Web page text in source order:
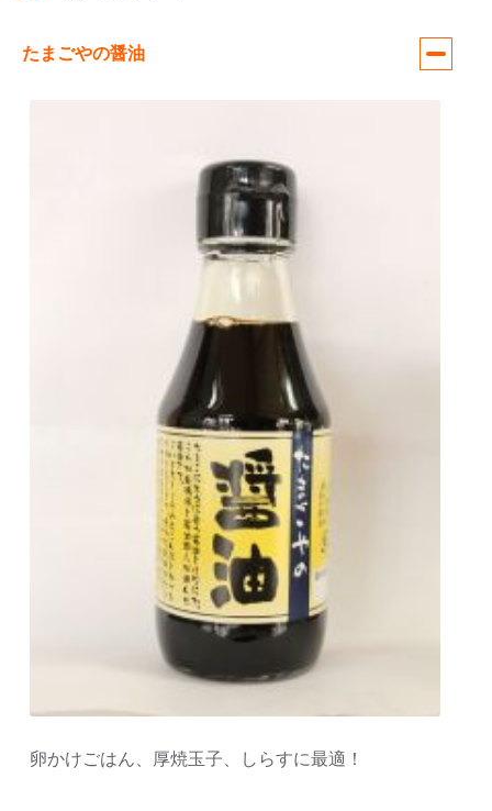
たまごやの醤油
卵かけごはん、厚焼玉子、しらすに最適！